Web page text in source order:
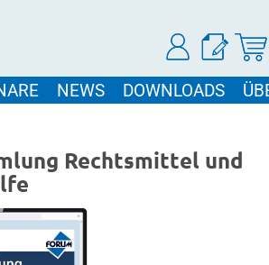
NEWS DOWNLOADS
Rechtsmittel und